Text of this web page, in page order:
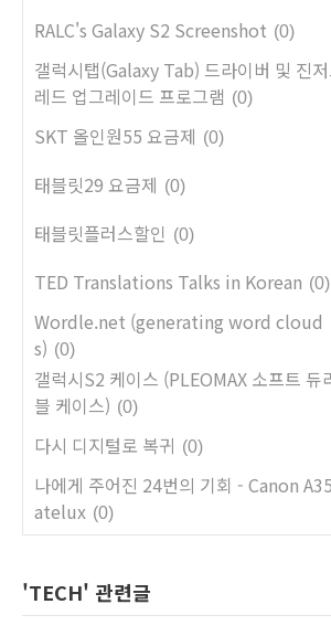
RALC's Galaxy S2 Screenshot (0)
갤럭시탭(Galaxy Tab) 드라이버 및 진
레드 업그레이드 프로그램 (0)
SKT 올인원55 요금제 (0)
태블릿29 요금제 (0)
태블릿플러스할인 (0)
TED Translations Talks in Korean (0)
Wordle.net (generating word cloud
s) (0)
갤럭시S2 케이스 (PLEOMAX 소프트 듀
블 케이스) (0)
다시 디지털로 복귀 (0)
나에게 주어진 24번의 기회 - Canon
atelux (0)
'TECH' 관련글